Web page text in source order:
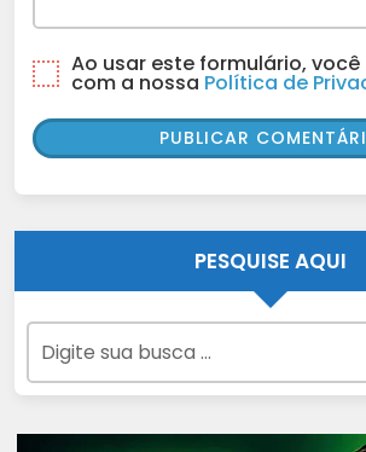
Ao usar este formulário,
com a nossa Política de
PESQUISE AQUI